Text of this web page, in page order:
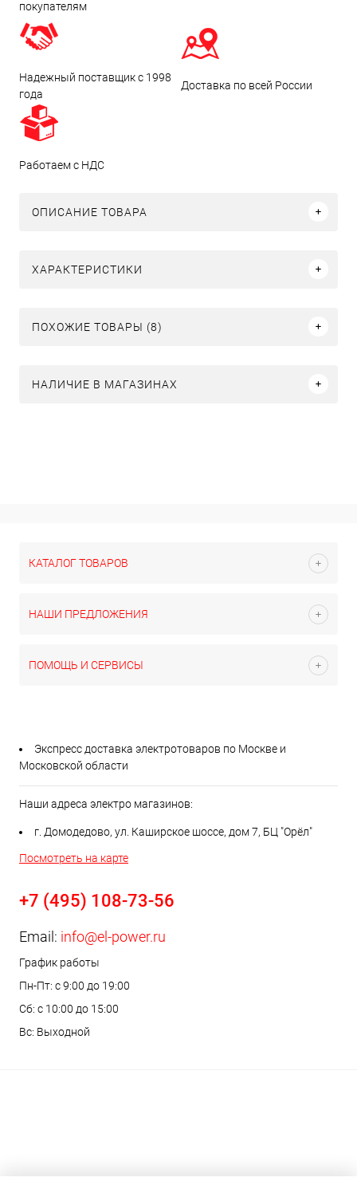
покупателям
Надежный поставщик с 1998
года
Доставка по всей России
Работаем с НДС
ОПИСАНИЕ ТОВАРА
ХАРАКТЕРИСТИКИ
ПОХОЖИЕ ТОВАРЫ (8)
НАЛИЧИЕ В МАГАЗИНАХ
КАТАЛОГ ТОВАРОВ
НАШИ ПРЕДЛОЖЕНИЯ
ПОМОЩЬ И СЕРВИСЫ
Экспресс доставка электротоваров по Москве и
Московской области
Наши адреса электро магазинов:
г. Домодедово, ул. Каширское шоссе, дом 7, БЦ "Орёл"
Посмотреть на карте
+7 (495) 108-73-56
Email: info@el-power.ru
График работы
Пн-Пт: с 9:00 до 19:00
Сб: с 10:00 до 15:00
Вс: Выходной